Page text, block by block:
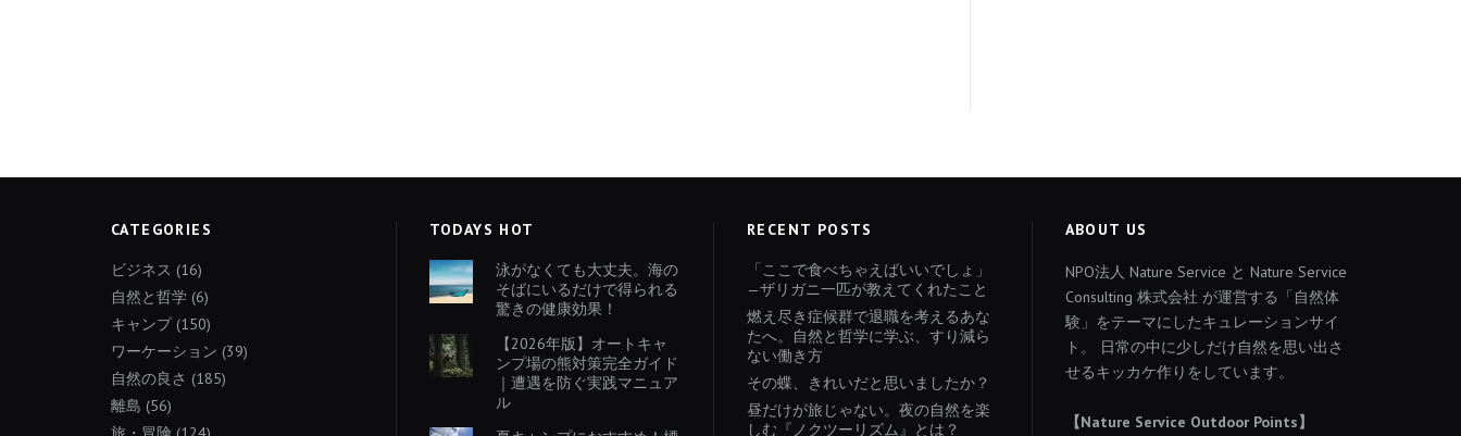
CATEGORIES
ビジネス (16)
自然と哲学 (6)
キャンプ(150)
ワーケーション (39)
自然の良さ (185)
離島 (56)
TODAYS HOT
泳がなくても大丈夫。海の
そばにいるだけで得られる
驚きの健康効果！
【2026年版】オートキャ
ンプ場の熊対策完全ガイド
｜遭遇を防ぐ実践マニュア
ル
RECENT POSTS
「ここで食べちゃえばいいでしょ」
—ザリガニ一匹が教えてくれたこと
燃え尽き症候群で退職を考えるあな
たへ。自然と哲学に学ぶ、すり減ら
ない働き方
その蝶、きれいだと思いましたか？
昼だけが旅じゃない。夜の自然を楽
しむ『ノクツーリズム』とは？
ABOUT US
NPO法人 Nature Service と Nature Service
Consulting 株式会社 が運営する「自然体
験」をテーマにしたキュレーションサイ
ト。 日常の中に少しだけ自然を思い出さ
せるキッカケ作りをしています。
【Nature Service Outdoor Points】